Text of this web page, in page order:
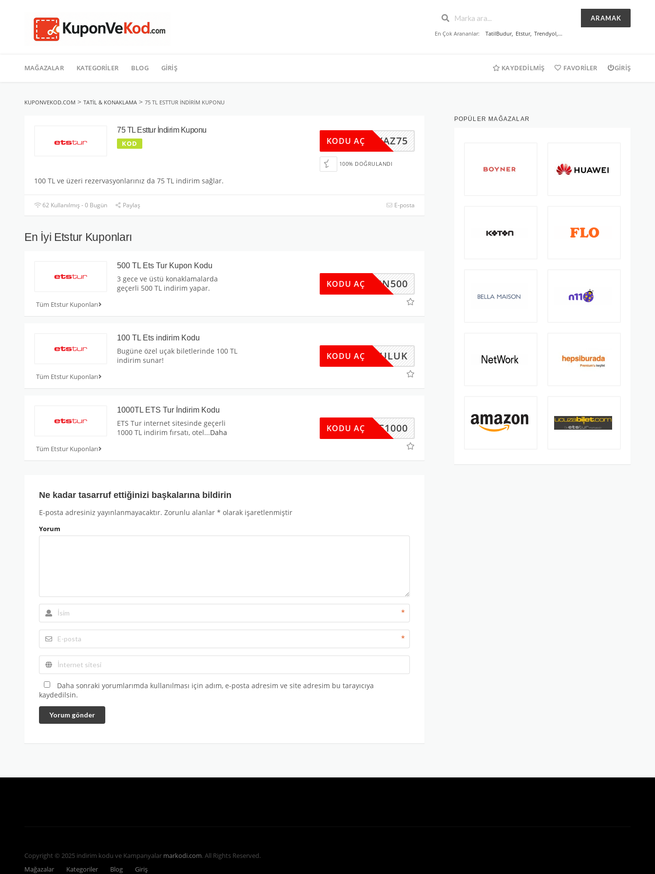
ARAMAK
En Çok Arananlar: TatilBudur, Etstur, Trendyol,...
geç
MAĞAZALAR KATEGORILER BLOG GIRIŞ KAYDEDILMIŞ FAVORILER GIRIŞ
KUPONVEKOD.COM > TATIL & KONAKLAMA > 75 TL ESTTUR İNDIRIM KUPONU
75 TL Esttur İndirim Kuponu
KOD YAZ75
KODU AÇ
100% DOĞRULANDI
100 TL ve üzeri rezervasyonlarınız da 75 TL indirim sağlar.
62 Kullanılmış - 0 Bugün Paylaş E-posta
En İyi Etstur Kuponları
Tüm Etstur Kuponları
500 TL Ets Tur Kupon Kodu
3 gece ve üstü konaklamalarda
geçerli 500 TL indirim yapar.
NSN500
KODU AÇ
Tüm Etstur Kuponları
100 TL Ets indirim Kodu
Bugüne özel uçak biletlerinde 100 TL
indirim sunar!
MUTLULUK
KODU AÇ
Tüm Etstur Kuponları
1000TL ETS Tur İndirim Kodu
ETS Tur internet sitesinde geçerli
1000 TL indirim fırsatı, otel...Daha UYE1000
KODU AÇ
Ne kadar tasarruf ettiğinizi başkalarına bildirin
E-posta adresiniz yayınlanmayacaktır. Zorunlu alanlar * olarak işaretlenmiştir
Yorum
*
*
Daha sonraki yorumlarımda kullanılması için adım, e-posta adresim ve site adresim bu tarayıcıya
kaydedilsin.
Yorum gönder
POPÜLER MAĞAZALAR
Copyright © 2025 indirim kodu ve Kampanyalar markodi.com. All Rights Reserved.
Mağazalar
Kategoriler Blog Giriş